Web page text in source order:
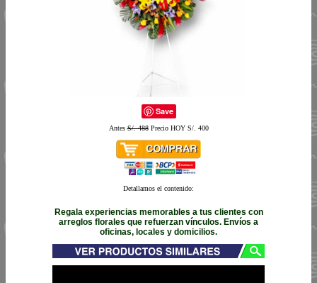
Save
AntesS/. 488Precio HOY S/. 400
Detallamos el contenido:
Regala experiencias memorables a tus clientes con
arreglos florales que refuerzan vínculos. Envíos a
oficinas, locales y domicilios.